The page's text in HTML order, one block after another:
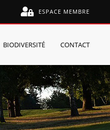
ESPACE MEMBRE
BIODIVERSITÉ CONTACT